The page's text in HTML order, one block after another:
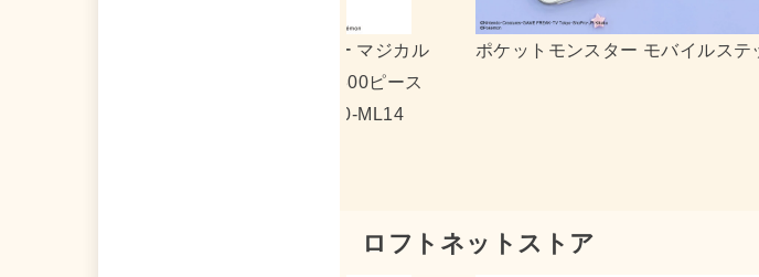
ポケットモンスター PD60W 対応 USB2.0
リール式 Type-C ケーブル
ロフトネットストア